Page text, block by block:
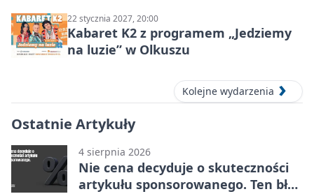
22 stycznia 2027, 20:00
Kabaret K2 z programem „Jedziemy
na luzie” w Olkuszu
Kolejne wydarzenia
Ostatnie Artykuły
4 sierpnia 2026
Nie cena decyduje o skuteczności
artykułu sponsorowanego. Ten błąd